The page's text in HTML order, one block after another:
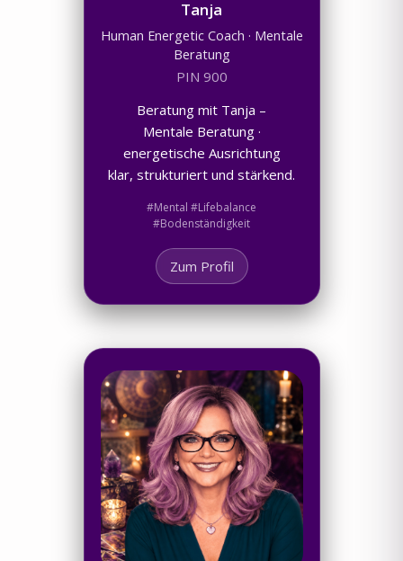
Tanja
Human Energetic Coach · Mentale
Beratung
PIN 900
Beratung mit Tanja –
Mentale Beratung ·
energetische Ausrichtung
klar, strukturiert und stärkend.
#Mental #Lifebalance
#Bodenständigkeit
Zum Profil